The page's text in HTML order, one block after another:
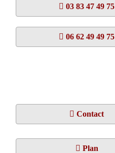
03 83 47 49 75
06 62 49 49 75
Contact
Plan